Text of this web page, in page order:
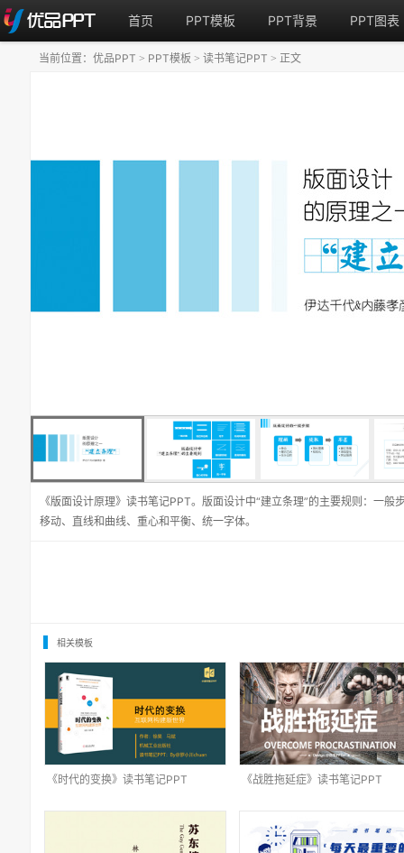
首页 PPT模板 PPT背景 PPT图表
《版面设计原理》读书笔记PPT。版面设计中“建立条理”的主要规则：一
移动、直线和曲线、重心和平衡、统一字体。
当前位置： 优品PPT > PPT模板 > 读书笔记PPT > 正文
相关模板
《时代的变换》读书笔记PPT 《战胜拖延症》读书笔记PPT